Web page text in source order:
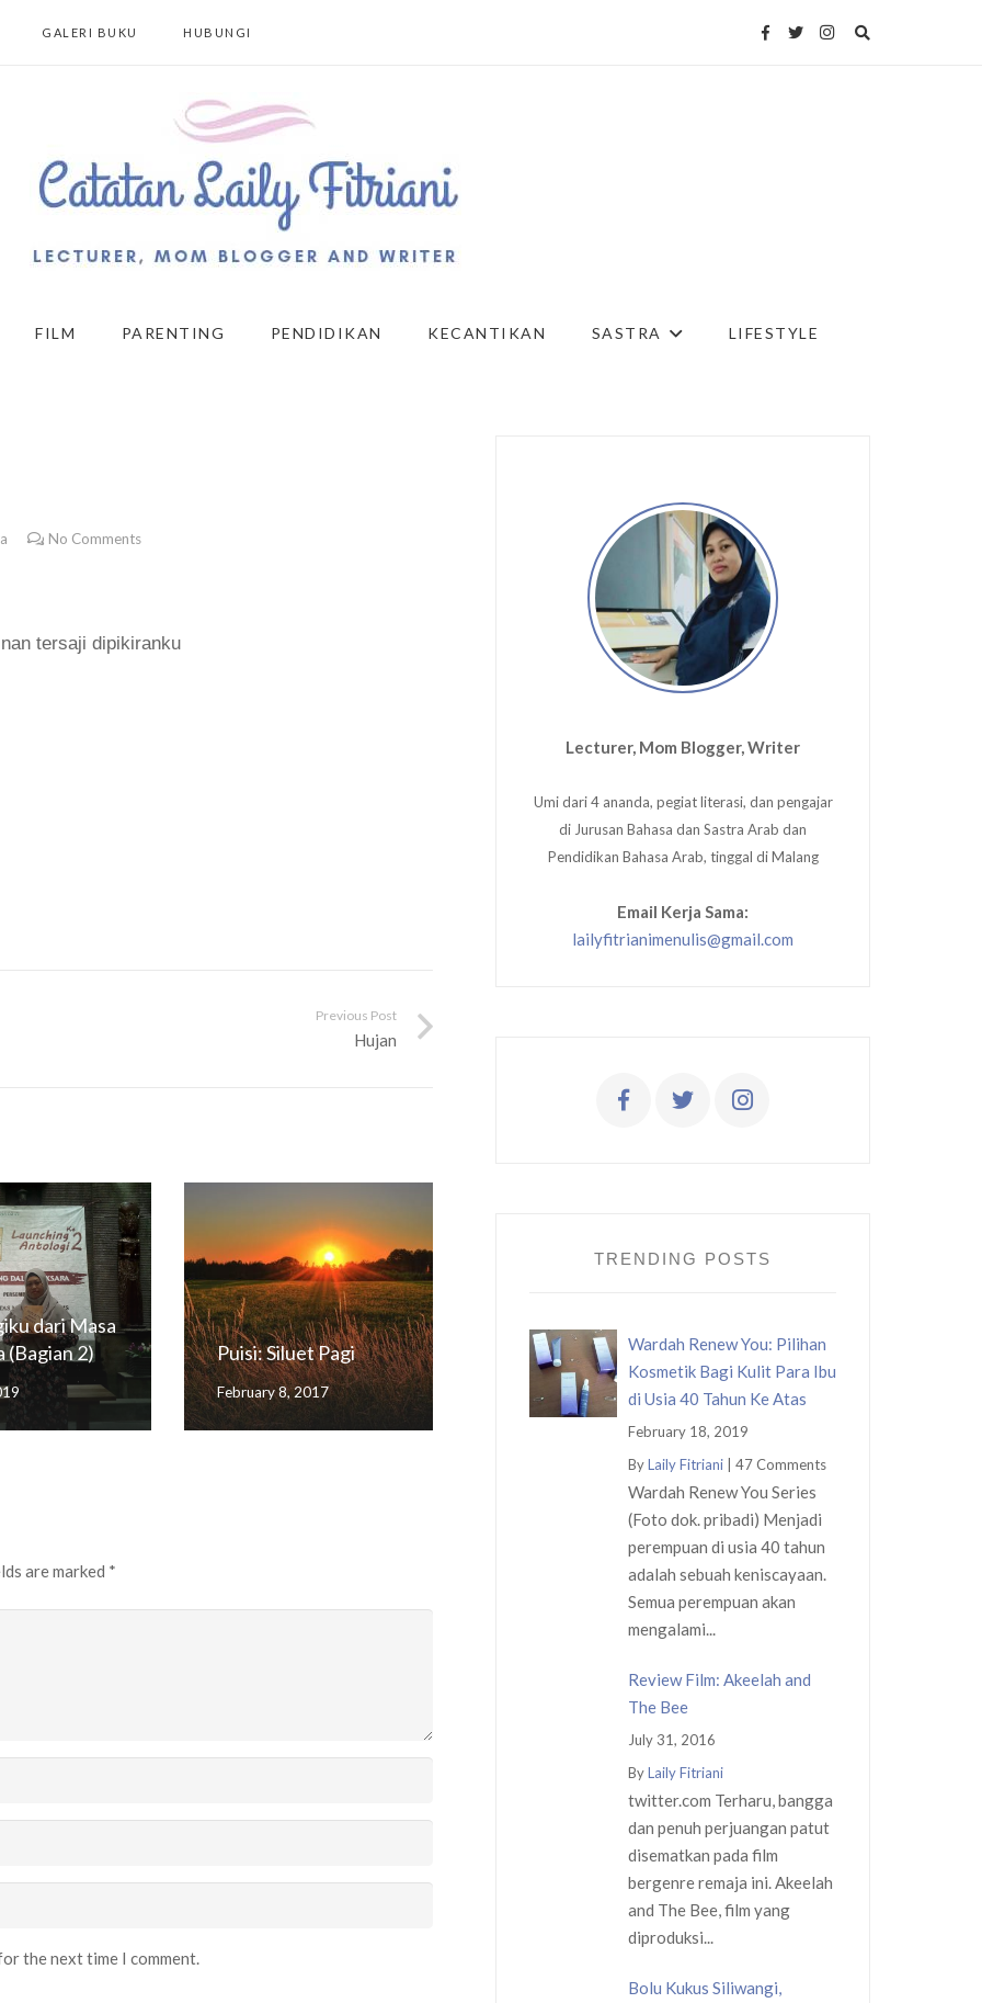
GALERI BUKU HUBUNGI
FILM PARENTING PENDIDIKAN KECANTIKAN SASTRA LIFESTYLE
No Comments
tersaji dipikiranku
Previous Post
Hujan
dari Masa
(Bagian 2)
Puisi: Siluet Pagi
February 8, 2017
are marked *
the next time I comment.
Lecturer, Mom Blogger, Writer
Umi dari 4 ananda, pegiat literasi, dan pengajar
di Jurusan Bahasa dan Sastra Arab dan
Pendidikan Bahasa Arab, tinggal di Malang
Email Kerja Sama:
lailyfitrianimenulis@gmail.com
TRENDING POSTS
Wardah Renew You: Pilihan
Kosmetik Bagi Kulit Para Ibu
di Usia 40 Tahun Ke Atas
February 18, 2019
ByLaily Fitriani | 47 Comments
Wardah Renew You Series
(Foto dok. pribadi) Menjadi
perempuan di usia 40 tahun
adalah sebuah keniscayaan.
Semua perempuan akan
mengalami...
Review Film: Akeelah and
The Bee
July 31, 2016
ByLaily Fitriani
twitter.com Terharu, bangga
dan penuh perjuangan patut
disematkan pada film
bergenre remaja ini. Akeelah
and The Bee, film yang
diproduksi...
Bolu Kukus Siliwangi,